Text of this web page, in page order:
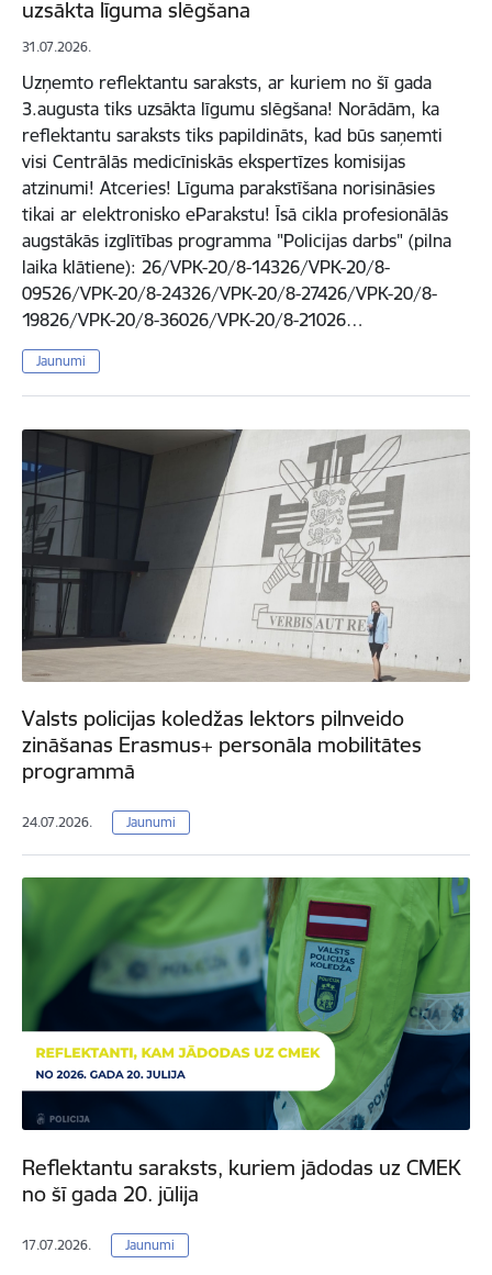
uzsākta līguma slēgšana
31.07.2026.
Uzņemto reflektantu saraksts, ar kuriem no šī gada
3.augusta tiks uzsākta līgumu slēgšana! Norādām, ka
reflektantu saraksts tiks papildināts, kad būs saņemti
visi Centrālās medicīniskās ekspertīzes komisijas
atzinumi! Atceries! Līguma parakstīšana norisināsies
tikai ar elektronisko eParakstu! Īsā cikla profesionālās
augstākās izglītības programma "Policijas darbs" (pilna
laika klātiene): 26/VPK-20/8-14326/VPK-20/8-
09526/VPK-20/8-24326/VPK-20/8-27426/VPK-20/8-
19826/VPK-20/8-36026/VPK-20/8-21026…
Jaunumi
Valsts policijas koledžas lektors pilnveido
zināšanas Erasmus+ personāla mobilitātes
programmā
24.07.2026. Jaunumi
Reflektantu saraksts, kuriem jādodas uz CMEK
no šī gada 20. jūlija
17.07.2026. Jaunumi